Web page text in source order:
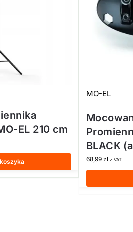
EL 210 cm
MO-EL
BLACK
68,99 zł z VAT